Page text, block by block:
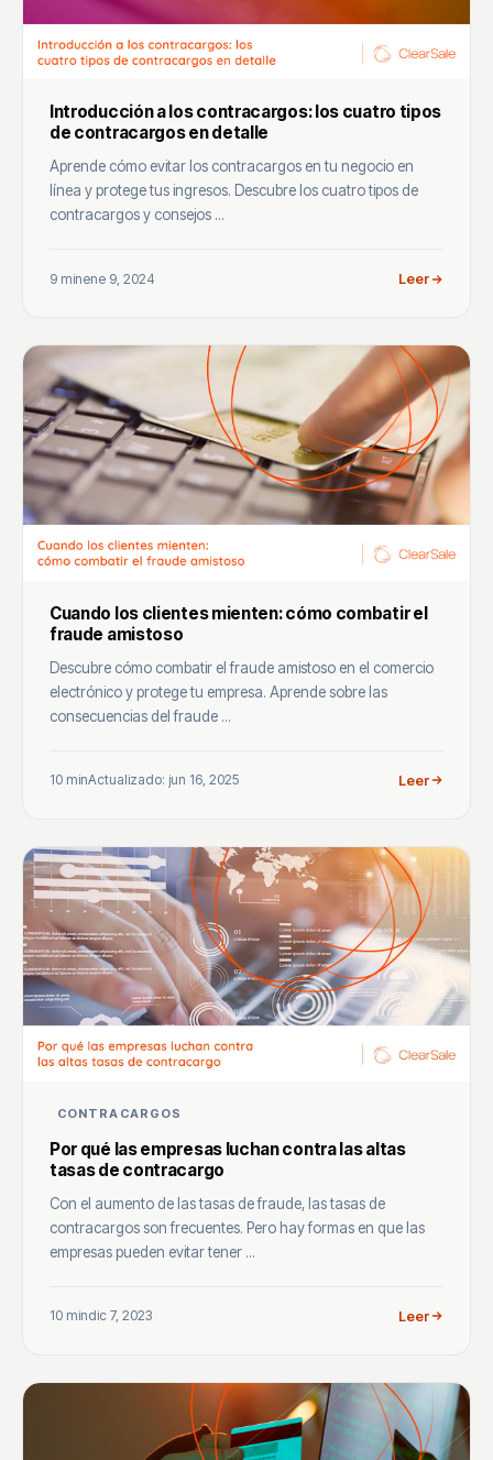
Introducción a los contracargos: los cuatro tipos
de contracargos en detalle
Aprende cómo evitar los contracargos en tu negocio en
línea y protege tus ingresos. Descubre los cuatro tipos de
contracargos y consejos ...
9 minene 9, 2024 Leer
Cuando los clientes mienten: cómo combatir el
fraude amistoso
Descubre cómo combatir el fraude amistoso en el comercio
electrónico y protege tu empresa. Aprende sobre las
consecuencias del fraude ...
10 minActualizado: jun 16, 2025 Leer
CONTRACARGOS
Por qué las empresas luchan contra las altas
tasas de contracargo
Con el aumento de las tasas de fraude, las tasas de
contracargos son frecuentes. Pero hay formas en que las
empresas pueden evitar tener ...
10 mindic 7, 2023 Leer